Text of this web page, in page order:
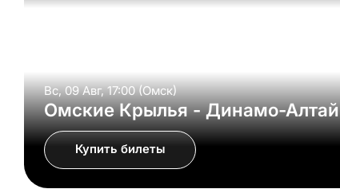
Вс, 09 Авг, 17:00 (Омск)
Омские Крылья - Динамо-Алтай
Купить билеты